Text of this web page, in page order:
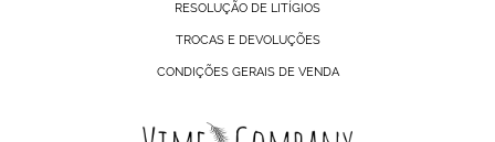
RESOLUÇÃO DE LITÍGIOS
TROCAS E DEVOLUÇÕES
CONDIÇÕES GERAIS DE VENDA